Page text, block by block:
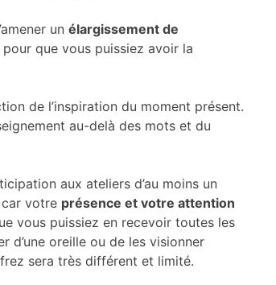
un élargissement de
pour que vous puissiez avoir la
de l’inspiration du moment présent.
au-delà des mots et du
aux ateliers d’au moins un
car votre présence et votre attention
vous puissiez en recevoir toutes les
d’une oreille ou de les visionner
sera très différent et limité.